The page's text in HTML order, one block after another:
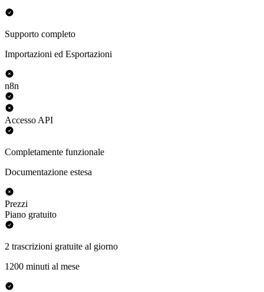
Supporto completo
Importazioni ed Esportazioni
n8n
Accesso API
Completamente funzionale
Documentazione estesa
Prezzi
Piano gratuito
2 trascrizioni gratuite al giorno
1200 minuti al mese